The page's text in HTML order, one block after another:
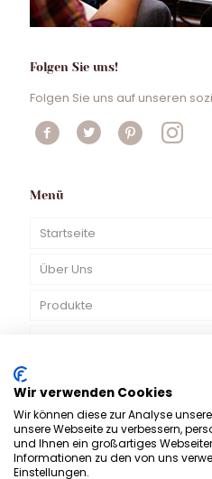
Folgen Sie uns!
Folgen Sie uns auf unseren
Menü
Startseite
Über Uns
Produkte
DE
Wir verwenden Cookies
Wir können diese zur Analyse
unsere Webseite zu verbessern,
und Ihnen ein großartiges
Informationen zu den von uns
Einstellungen.